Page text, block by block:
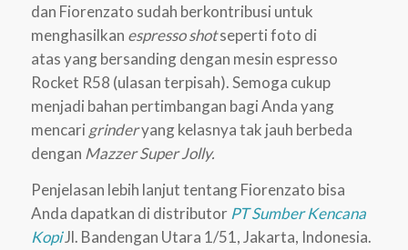
dan Fiorenzato sudah berkontribusi untuk
menghasilkan espresso shotseperti foto di
atas yang bersanding dengan mesin espresso
Rocket R58 (ulasan terpisah). Semoga cukup
menjadi bahan pertimbangan bagi Anda yang
mencari grinderyang kelasnya tak jauh berbeda
dengan Mazzer Super Jolly.
Penjelasan lebih lanjut tentang Fiorenzato bisa
Anda dapatkan di distributor PT Sumber Kencana
Kopi Jl. Bandengan Utara 1/51, Jakarta, Indonesia.